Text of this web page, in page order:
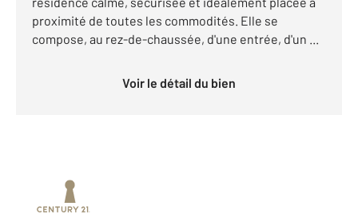
proximité de toutes les commodités. Elle se
compose, au rez-de-chaussée, d'une entrée, d'un ...
Voir le détail du bien